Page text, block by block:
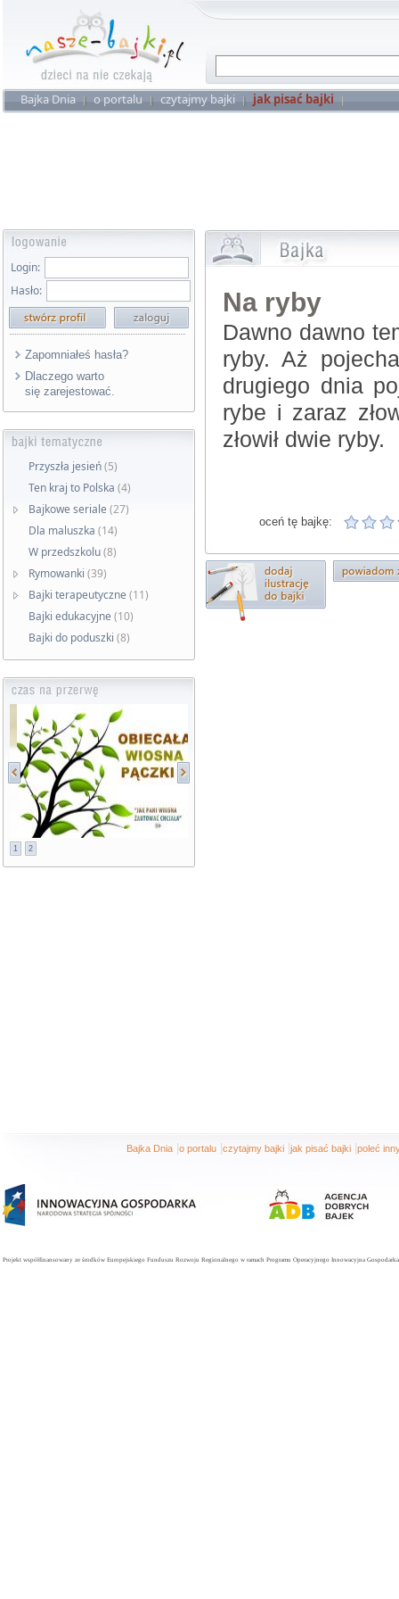
Bajka Dnia o portalu czytajmy bajki jak pisać bajki
Login:
Hasło:
Zapomniałeś hasła?
Dlaczego warto
się zarejestować.
Przyszła jesień(5)
Ten kraj to Polska (4)
Bajkowe seriale (27)
Dla maluszka (14)
W przedszkolu(8)
Rymowanki (39)
Bajki terapeutyczne (11)
Bajki edukacyjne (10)
Bajki do poduszki (8)
1 2
Na ryby
Dawno dawno
ryby. Aż
drugiego dnia
rybe i zaraz
złowił dwie ryby.
oceń tę bajkę:
Bajka Dnia o portalu czytajmy bajki jak pisać bajki poleć
Projekt współfinansowany ze środków Europejskiego Funduszu Rozwoju Regionalnego w ramach Programu Operacyjnego Innowacyjna